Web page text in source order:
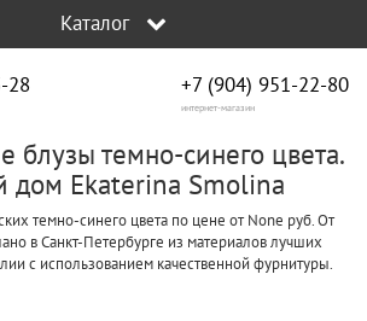
Каталог
28 +7 (904) 951‑22‑80
интернет-магазин
блузы темно-синего цвета.
дом Ekaterina Smolina
темно-синего цвета по цене от None руб. От
в Санкт-Петербурге из материалов лучших
с использованием качественной фурнитуры.